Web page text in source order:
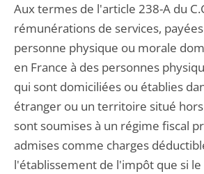
Aux termes de l'article 238-A du
rémunérations de services,
personne physique ou morale
en France à des personnes
qui sont domiciliées ou établies
étranger ou un territoire situé
sont soumises à un régime fiscal
admises comme charges
l'établissement de l'impôt que si